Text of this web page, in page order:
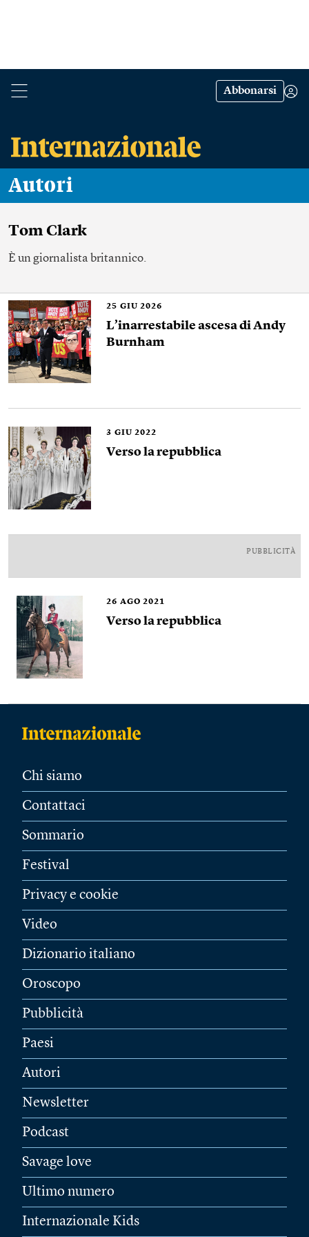
Abbonarsi
Autori
Tom Clark
È un giornalista britannico.
25 GIU 2026
L’inarrestabile ascesa di Andy
Burnham
3 GIU 2022
Verso la repubblica
PUBBLICITÀ
26 AGO 2021
Verso la repubblica
Chi siamo
Contattaci
Sommario
Festival
Privacy e cookie
Video
Dizionario italiano
Oroscopo
Pubblicità
Paesi
Autori
Newsletter
Podcast
Savage love
Ultimo numero
Internazionale Kids